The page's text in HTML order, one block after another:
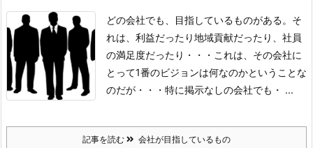
どの会社でも、目指しているものがある。 そ
れは、利益だったり地域貢献だったり、社員
の満足度だったり・・・ これは、その会社に
とって1番のビジョンは何なのかということな
のだが・・・ 特に掲示なしの会社でも・ ...
記事を読む 会社が目指しているもの